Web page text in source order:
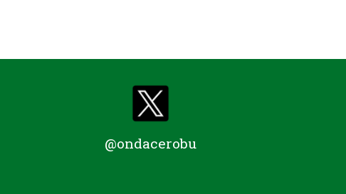
@ondacerobu